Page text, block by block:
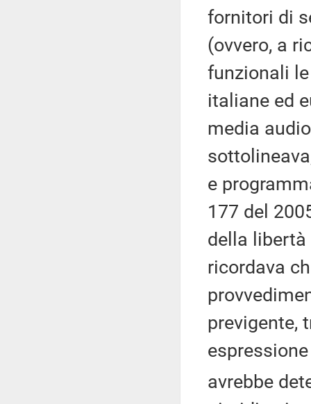
fornitori di
(ovvero, a
funzionali
italiane ed
media
e
177 del
della
ricordava
previgente,
avrebbe